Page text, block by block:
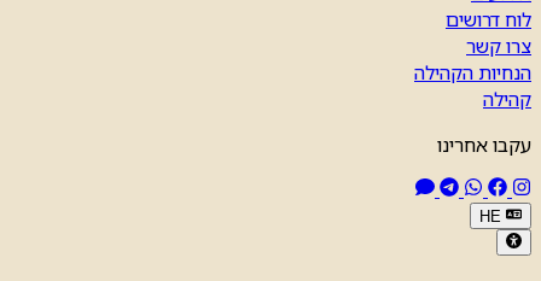
לוח דרושים
צרו קשר
הנחיות הקהילה
קהילה
עקבו אחרינו
HE